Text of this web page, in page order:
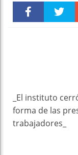
_El instituto
forma de las
trabajadores_